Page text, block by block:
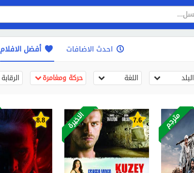
احدث الاضافات أفضل الافلام
البلد اللغة حركة ومغامرة الرقابة
مترجم 7.6 الاخيرة 8.8